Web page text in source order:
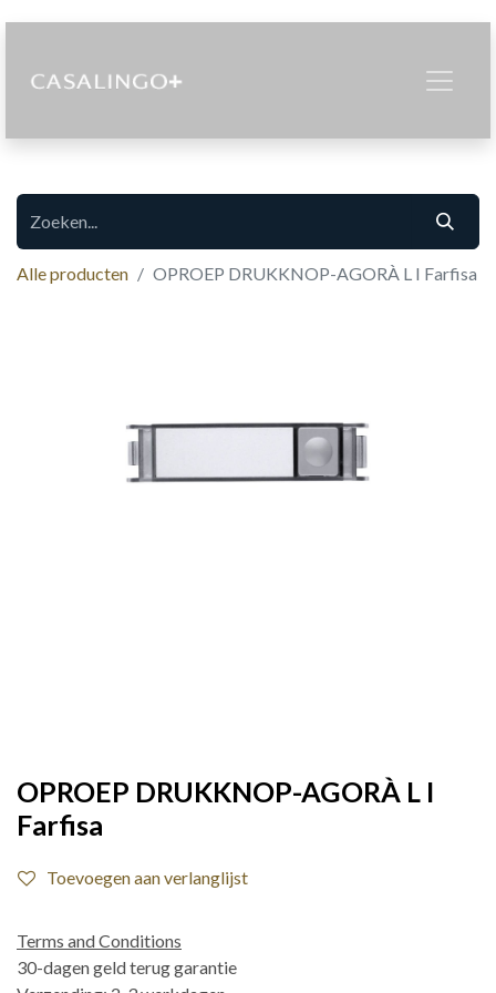
Alle producten OPROEP DRUKKNOP-AGORÀ L I Farfisa
OPROEP DRUKKNOP-AGORÀ L I
Farfisa
Toevoegen aan verlanglijst
Terms and Conditions
30-dagen geld terug garantie